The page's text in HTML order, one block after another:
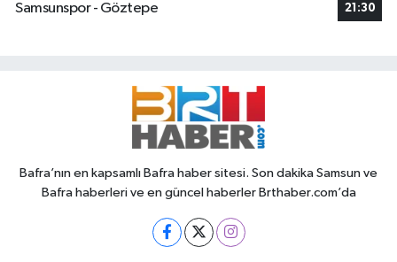
Samsunspor - Göztepe
21:30
Bafra’nın en kapsamlı Bafra haber sitesi. Son dakika Samsun ve
Bafra haberleri ve en güncel haberler Brthaber.com’da